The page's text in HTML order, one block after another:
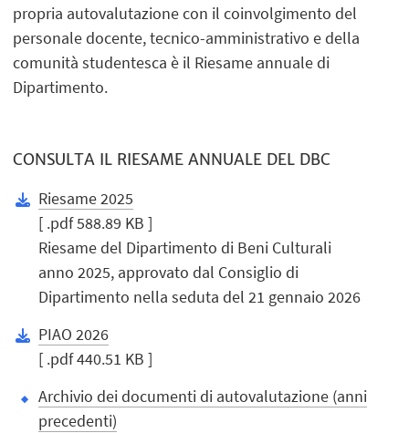
propria autovalutazione con il coinvolgimento del
personale docente, tecnico-amministrativo e della
comunità studentesca è il Riesame annuale di
Dipartimento.
CONSULTA IL RIESAME ANNUALE DEL DBC
Riesame 2025
[ .pdf 588.89 KB ]
Riesame del Dipartimento di Beni Culturali
anno 2025, approvato dal Consiglio di
Dipartimento nella seduta del 21 gennaio 2026
PIAO 2026
[ .pdf 440.51 KB ]
Archivio dei documenti di autovalutazione (anni
precedenti)